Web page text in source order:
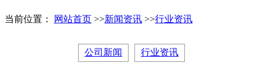
当前位置： 网站首页 >>新闻资讯 >>行业资讯
公司新闻 行业资讯